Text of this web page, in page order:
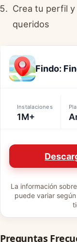
Crea tu perfil y
queridos
Instalaciones
1M+
La información
puede variar
Preguntas